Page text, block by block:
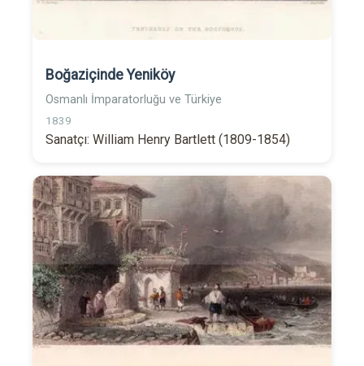
Boğaziçinde Yeniköy
Osmanlı İmparatorluğu ve Türkiye
1839
Sanatçı: William Henry Bartlett (1809-1854)